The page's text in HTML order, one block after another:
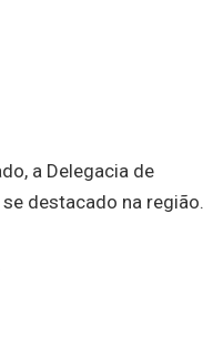
a Delegacia de
destacado na região.